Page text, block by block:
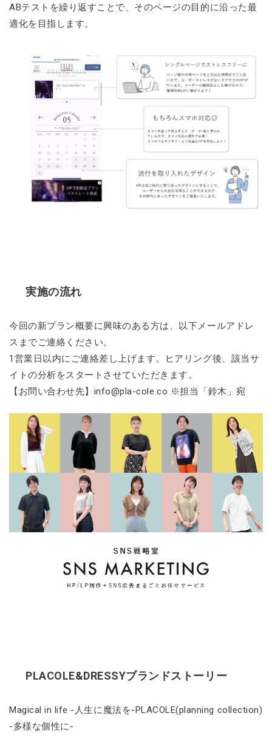
ABテストを繰り返すことで、そのページの目的に沿った最
適化を目指します。
実施の流れ
今回の新プラン概要に興味のある方は、以下メールアドレ
スまでご連絡ください。
1営業日以内にご連絡差し上げます。ヒアリング後、該当サ
イトの分析をスタートさせていただきます。
【お問い合わせ先】info@pla-cole.co ※担当「鈴木」宛
PLACOLE&DRESSYブランドストーリー
Magical in life -人生に魔法を-PLACOLE(planning collection)
-多様な個性に-